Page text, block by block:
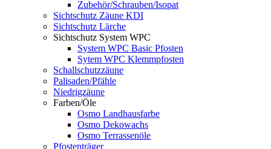
Zubehör/Schrauben/Isopat
Sichtschutz Zäune KDI
Sichtschutz Lärche
Sichtschutz System WPC
System WPC Basic Pfosten
Sytem WPC Klemmpfosten
Schallschutzzäune
Palisaden/Pfähle
Niedrigzäune
Farben/Öle
Osmo Landhausfarbe
Osmo Dekowachs
Osmo Terrassenöle
Pfostenträger